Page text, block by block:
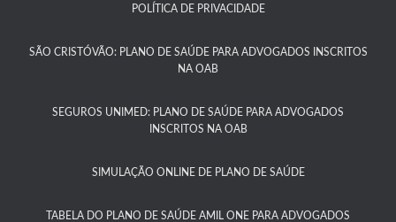
POLÍTICA DE PRIVACIDADE
SÃO CRISTÓVÃO: PLANO DE SAÚDE PARA ADVOGADOS INSCRITOS
NA OAB
SEGUROS UNIMED: PLANO DE SAÚDE PARA ADVOGADOS
INSCRITOS NA OAB
SIMULAÇÃO ONLINE DE PLANO DE SAÚDE
TABELA DO PLANO DE SAÚDE AMIL ONE PARA ADVOGADOS